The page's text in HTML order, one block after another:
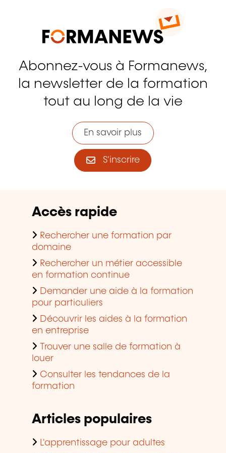
Abonnez-vous à Formanews,
la newsletter de la formation
tout au long de la vie
En savoir plus
S'inscrire
Accès rapide
Rechercher une formation par
domaine
Rechercher un métier accessible
en formation continue
Demander une aide à la formation
pour particuliers
Découvrir les aides à la formation
en entreprise
Trouver une salle de formation à
louer
Consulter les tendances de la
formation
Articles populaires
L'apprentissage pour adultes